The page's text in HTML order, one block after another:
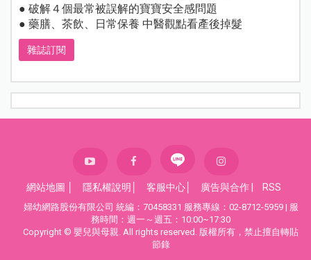
● 破解４個最常被誤解的寶寶安全感問題
● 藥膳、茶飲、日常保養 中醫觀點看產後掉髮
雜誌訂閱
網站地圖 隱私權說明 客服中心 廣告與合作 RSS
婦幼網路股份有限公司 統編：70458331 服務專線：02-8712-5959 | 服
務時間：週一～週五：10:00~17:30
Copyright © 嬰兒與母親. All rights reserved. 版權所有，禁止擅自轉貼
節錄